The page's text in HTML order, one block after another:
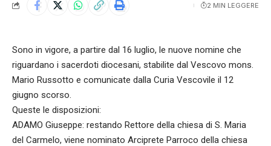
2 MIN LEGGERE
Sono in vigore, a partire dal 16 luglio, le nuove nomine che
riguardano i sacerdoti diocesani, stabilite dal Vescovo mons.
Mario Russotto e comunicate dalla Curia Vescovile il 12
giugno scorso.
Queste le disposizioni:
ADAMO Giuseppe: restando Rettore della chiesa di S. Maria
del Carmelo, viene nominato Arciprete Parroco della chiesa